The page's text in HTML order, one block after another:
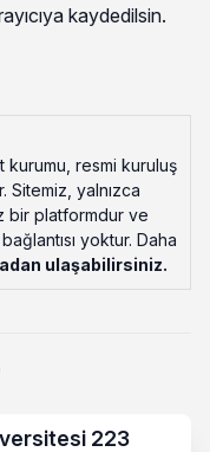
kaydedilsin.
resmi kuruluş
Sitemiz, yalnızca
bir platformdur ve
yoktur. Daha
ulaşabilirsiniz.
223